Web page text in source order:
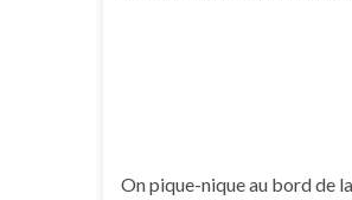
On pique-nique au bord de